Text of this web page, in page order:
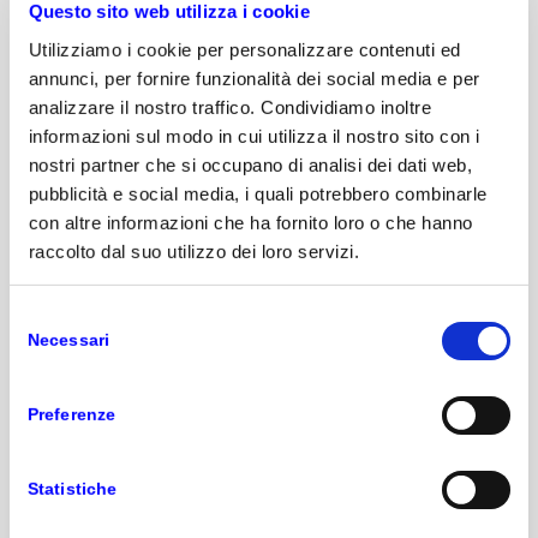
Questo sito web utilizza i cookie
Utilizziamo i cookie per personalizzare contenuti ed
annunci, per fornire funzionalità dei social media e per
analizzare il nostro traffico. Condividiamo inoltre
informazioni sul modo in cui utilizza il nostro sito con i
nostri partner che si occupano di analisi dei dati web,
pubblicità e social media, i quali potrebbero combinarle
con altre informazioni che ha fornito loro o che hanno
raccolto dal suo utilizzo dei loro servizi.
delNecessari
Preferenze
Statistiche
Sede di Milano
Dal 14 novembre al 6 dicembre 2022